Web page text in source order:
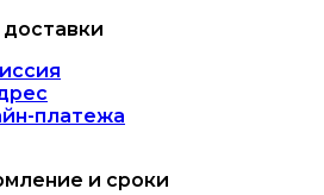
платежа
и сроки